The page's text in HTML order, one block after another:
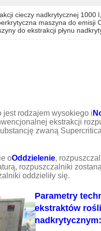
cieczy nadkrytycznej 1000 l
maszyna do emisji
do ekstrakcji płynu
jest rodzajem wysokiego i
ekstrakcji
zwaną
oOddzielenie,
rozpuszczalniki
oddzieliły się.
Parametry
ekstraktów
nadkrytycznym: